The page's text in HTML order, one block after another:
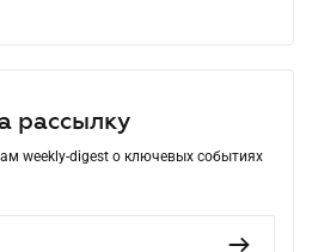
рассылку
weekly-digest о ключевых событиях